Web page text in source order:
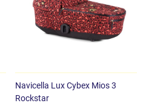
Navicella Lux Cybex Mios 3
Rockstar